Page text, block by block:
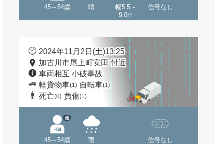
45～54歳 晴
幅5.5～
9.0m
信号なし
2024年11月2日(土)13:25
加古川市尾上町安田 付近
車両相互 小破事故
軽貨物車(1) 自転車(1)
死亡(0) 負傷(1)
45～54歳
他
雨 信号なし